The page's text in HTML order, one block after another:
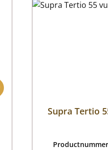
Supra Tertio